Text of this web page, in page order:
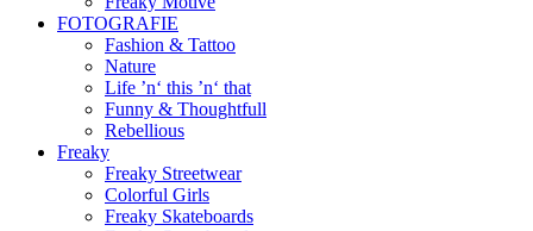
FOTOGRAFIE
Fashion & Tattoo
Nature
Life ’n‘ this ’n‘ that
Funny & Thoughtfull
Rebellious
Freaky
Freaky Streetwear
Colorful Girls
Freaky Skateboards